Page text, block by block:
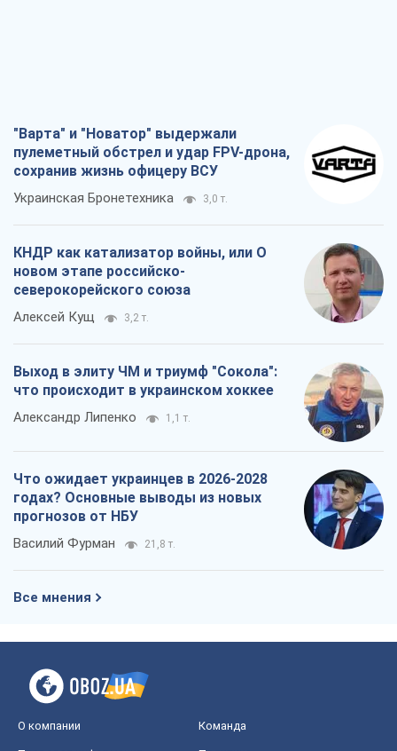
"Варта" и "Новатор" выдержали
пулеметный обстрел и удар FPV-дрона,
сохранив жизнь офицеру ВСУ
Украинская Бронетехника 3,0 т.
КНДР как катализатор войны, или О
новом этапе российско-
северокорейского союза
Алексей Кущ 3,2 т.
Выход в элиту ЧМ и триумф "Сокола":
что происходит в украинском хоккее
Александр Липенко 1,1 т.
Что ожидает украинцев в 2026-2028
годах? Основные выводы из новых
прогнозов от НБУ
Василий Фурман 21,8 т.
Все мнения
О компании Команда